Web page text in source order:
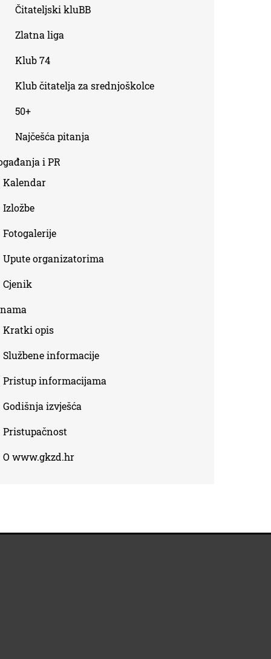
Čitateljski kluBB
Zlatna liga
Klub 74
Klub čitatelja za srednjoškolce
50+
Najčešća pitanja
i PR
Kalendar
Izložbe
Fotogalerije
Upute organizatorima
Cjenik
Kratki opis
Službene informacije
Pristup informacijama
Godišnja izvješća
Pristupačnost
O www.gkzd.hr